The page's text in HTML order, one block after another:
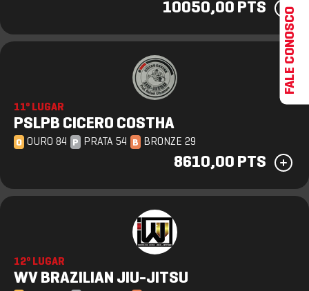
10050,00 PTS
11º LUGAR
PSLPB CICERO COSTHA
O OURO 84 P PRATA 54 B BRONZE 29
8610,00 PTS
12º LUGAR
WV BRAZILIAN JIU-JITSU
FALE CONOSCO